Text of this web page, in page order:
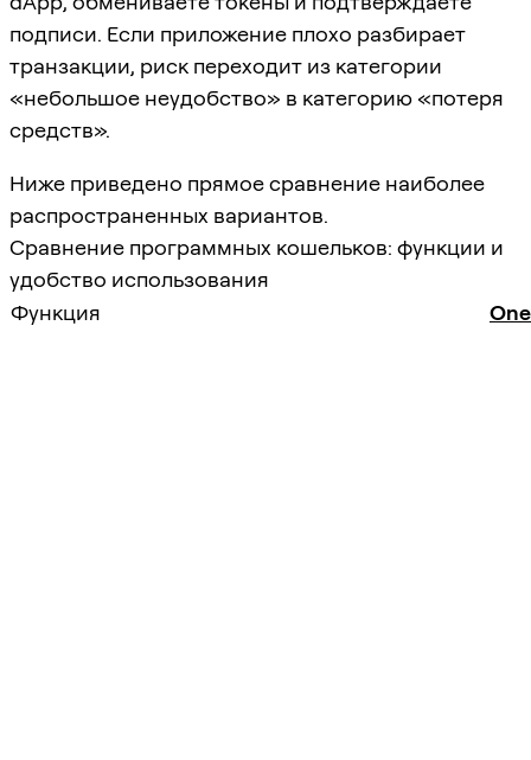
подписи. Если приложение плохо разбирает
транзакции, риск переходит из категории
«небольшое неудобство» в категорию «потеря
средств».
Ниже приведено прямое сравнение наиболее
распространенных вариантов.
Сравнение программных кошельков: функции и
удобство использования
Функция